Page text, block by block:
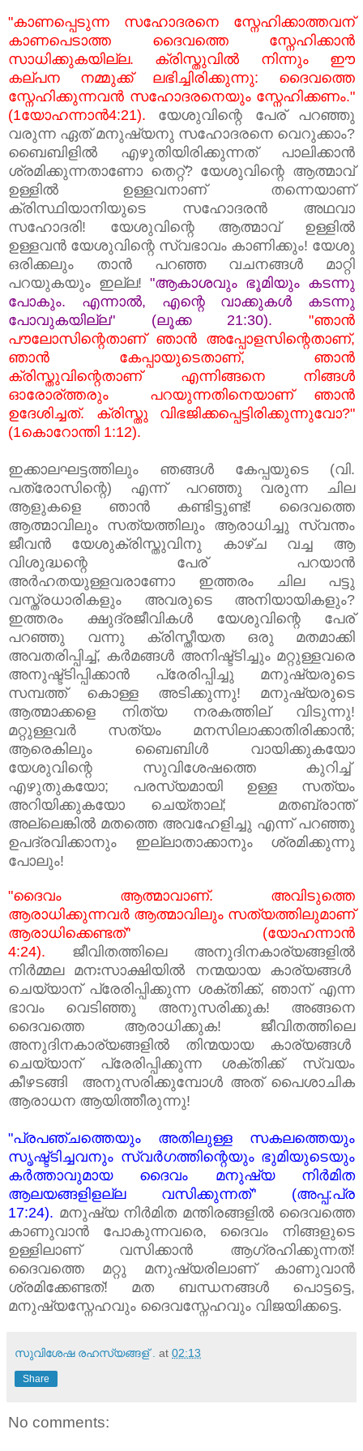
"കാണപ്പെടുന്ന സഹോദരനെ സ്നേഹിക്കാത്തവന്
കാണപെടാത്ത ദൈവത്തെ സ്നേഹിക്കാന്‍
സാധിക്കുകയില്ല. ക്രിസ്തുവില്‍ നിന്നും ഈ
കല്പന നമ്മുക്ക് ലഭിച്ചിരിക്കുന്നു: ദൈവത്തെ
സ്നേഹിക്കുന്നവന്‍ സഹോദരനെയും സ്നേഹിക്കണം."
(1യോഹന്നാന്‍4:21). യേശുവിന്റെ പേര് പറഞ്ഞു
വരുന്ന ഏത് മനുഷ്യനു സഹോദരനെ വെറുക്കാം?
ബൈബിളില്‍ എഴുതിയിരിക്കുന്നത് പാലിക്കാന്‍
ശ്രമിക്കുന്നതാണോ തെറ്റ്? യേശുവിന്റെ ആത്മാവ്‌
ഉള്ളില്‍ ഉള്ളവനാണ് തന്നെയാണ്
ക്രിസ്ഥിയാനിയുടെ സഹോദരന്‍ അഥവാ
സഹോദരി! യേശുവിന്റെ ആത്മാവ് ഉള്ളില്‍
ഉള്ളവന്‍ യേശുവിന്റെ സ്വഭാവം കാണിക്കും! യേശു
ഒരിക്കലും താന്‍ പറഞ്ഞ വചനങ്ങള്‍ മാറ്റി
പറയുകയും ഇല്ല! "ആകാശവും ഭൂമിയും കടന്നു
പോകും. എന്നാല്‍, എന്റെ വാക്കുകള്‍ കടന്നു
പോവുകയില്ല" (ലൂക്ക 21:30). "ഞാന്‍
പൗലോസിന്റെതാണ്‌ ഞാന്‍ അപ്പോളസിന്റെതാണ്,
ഞാന്‍ കേപ്പായുടെതാണ്, ഞാന്‍
ക്രിസ്തുവിന്റെതാണ് എന്നിങ്ങനെ നിങ്ങള്‍
ഓരോര്ത്തരും പറയുന്നതിനെയാണ് ഞാന്‍
ഉദേശിച്ചത്. ക്രിസ്തു വിഭജിക്കപ്പെട്ടിരിക്കുന്നുവോ?"
(1കൊറോന്തി 1:12).
ഇക്കാലഘട്ടത്തിലും ഞങ്ങള്‍ കേപ്പയുടെ (വി.
പത്രോസിന്റെ) എന്ന് പറഞ്ഞു വരുന്ന ചില
ആളുകളെ ഞാന്‍ കണ്ടിട്ടുണ്ട്! ദൈവത്തെ
ആത്മാവിലും സത്യത്തിലും ആരാധിച്ചു സ്വന്തം
ജീവന്‍ യേശുക്രിസ്തുവിനു കാഴ്ച വച്ച ആ
വിശുദ്ധന്റെ പേര് പറയാന്‍
അര്‍ഹതയുള്ളവരാണോ ഇത്തരം ചില പട്ടു
വസ്ത്രധാരികളും അവരുടെ അനിയായികളും?
ഇത്തരം ക്ഷുദ്രജീവികള്‍ യേശുവിന്റെ പേര്
പറഞ്ഞു വന്നു ക്രിസ്തീയത ഒരു മതമാക്കി
അവതരിപ്പിച്ച്, കര്‍മങ്ങള്‍ അനിഷ്ട്ടിച്ചും മറ്റുള്ളവരെ
അനുഷ്ട്ടിപ്പിക്കാന്‍ പ്രേരിപ്പിച്ചു മനുഷ്യരുടെ
സമ്പത്ത് കൊള്ള അടിക്കുന്നു! മനുഷ്യരുടെ
ആത്മാക്കളെ നിത്യ നരകത്തില് വിടുന്നു!
മറ്റുള്ളവര്‍ സത്യം മനസിലാക്കാതിരിക്കാന്‍;
ആരെകിലും ബൈബിള്‍ വായിക്കുകയോ
യേശുവിന്റെ സുവിശേഷത്തെ കുറിച്ച്
എഴുതുകയോ; പരസ്യമായി ഉള്ള സത്യം
അറിയിക്കുകയോ ചെയ്താല്; മതബ്രാന്ത്
അല്ലെങ്കില്‍ മതത്തെ അവഹേളിച്ചു എന്ന് പറഞ്ഞു
ഉപദ്രവിക്കാനും ഇല്ലാതാക്കാനും ശ്രമിക്കുന്നു
പോലും!
"ദൈവം ആത്മാവാണ്. അവിടുത്തെ
ആരാധിക്കുന്നവര്‍ ആത്മാവിലും സത്യത്തിലുമാണ്
ആരാധിക്കെണ്ടത്" (യോഹന്നാന്‍
4:24). ജീവിതത്തിലെ അനുദിനകാര്യങ്ങളിൽ
നിർമ്മല മനഃസാക്ഷിയിൽ നന്മയായ കാര്യങ്ങൾ
ചെയ്യാന് പ്രേരിപ്പിക്കുന്ന ശക്തിക്ക്, ഞാന് എന്ന
ഭാവം വെടിഞ്ഞു അനുസരിക്കുക! അങ്ങനെ
ദൈവത്തെ ആരാധിക്കുക! ജീവിതത്തിലെ
അനുദിനകാര്യങ്ങളിൽ തിന്മയായ കാര്യങ്ങൾ
ചെയ്യാന് പ്രേരിപ്പിക്കുന്ന ശക്തിക്ക് സ്വയം
കീഴടങ്ങി അനുസരിക്കുമ്പോൾ അത് പൈശാചിക
ആരാധന ആയിത്തീരുന്നു!
"പ്രപഞ്ചത്തെയും അതിലുള്ള സകലത്തെയും
സൃഷ്ട്ടിച്ചവനും സ്വര്‍ഗത്തിന്റെയും ഭുമിയുടെയും
കര്‍ത്താവുമായ ദൈവം മനുഷ്യ നിര്‍മിത
ആലയങ്ങളിളല്ല വസിക്കുന്നത്" (അപ്പ:പ്ര
17:24). മനുഷ്യ നിര്‍മിത മന്തിരങ്ങളില്‍ ദൈവത്തെ
കാണുവാന്‍ പോകുന്നവരെ, ദൈവം നിങ്ങളുടെ
ഉള്ളിലാണ് വസിക്കാന്‍ ആഗ്രഹിക്കുന്നത്!
ദൈവത്തെ മറ്റു മനുഷ്യരിലാണ് കാണുവാന്‍
ശ്രമിക്കേണ്ടത്! മത ബന്ധനങ്ങള്‍ പൊട്ടട്ടെ,
മനുഷ്യസ്നേഹവും ദൈവസ്നേഹവും വിജയിക്കട്ടെ.
സുവിശേഷ രഹസ്യങ്ങള് . at 02:13
Share
No comments: